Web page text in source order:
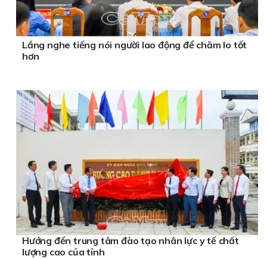
Lắng nghe tiếng nói người lao động để chăm lo tốt
hơn
Hướng đến trung tâm đào tạo nhân lực y tế chất
lượng cao của tỉnh